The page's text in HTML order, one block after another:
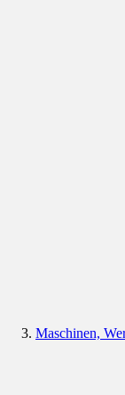
Maschinen,